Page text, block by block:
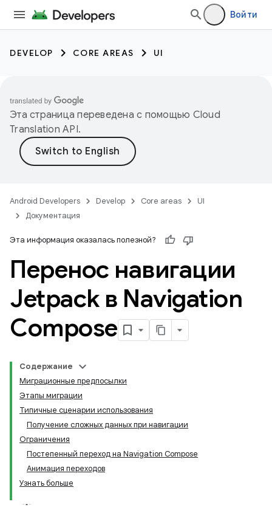
Войти
DEVELOP CORE AREAS UI
Эта страница переведена с помощью Cloud
Translation API.
Android Developers Develop Core areas
UI
Документация
Эта информация оказалась полезной?
Перенос навигации
Jetpack в Navigation
Compose
Содержание
Миграционные предпосылки
Этапы миграции
Типичные сценарии использования
Получение сложных данных при навигации
Ограничения
Постепенный переход на Navigation Compose
Анимация переходов
Узнать больше